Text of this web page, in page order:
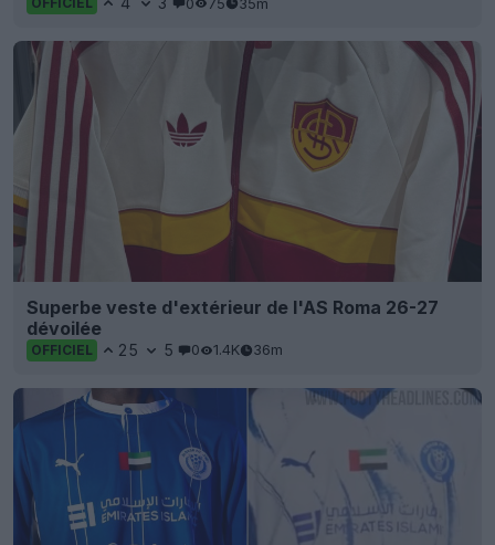
Superbe veste d'extérieur de l'AS Roma 26-27
dévoilée
OFFICIEL 25 5 0 1.4K 36m